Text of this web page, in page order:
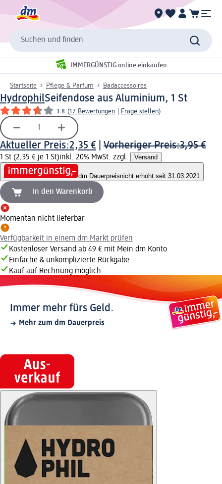
Suchen und finden
IMMERGÜNSTIG online einkaufen
Startseite Pflege & Parfum Badaccessoires
HydrophilSeifendose aus Aluminium, 1 St
3.8 (17 Bewertungen Frage stellen)
Aktueller Preis:2,35 € Vorheriger Preis:3,95 €
1 St (2,35 € je 1 St)inkl. 20% MwSt. zzgl. Versand
dm Dauerpreisnicht erhöht seit 31.03.2021
In den Warenkorb
Momentan nicht lieferbar
Verfügbarkeit in einem dm Markt prüfen
Kostenloser Versand ab 49 € mit Mein dm Konto
Einfache & unkomplizierte Rückgabe
Kauf auf Rechnung möglich
Immer mehr fürs Geld.
Mehr zum dm Dauerpreis